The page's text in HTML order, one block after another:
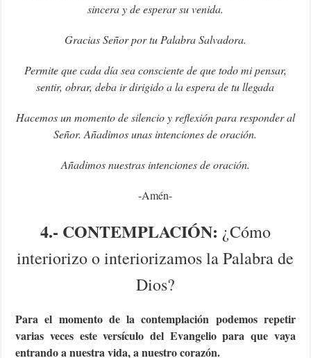
sincera y de esperar su venida.
Gracias Señor por tu Palabra Salvadora.
Permite que cada día sea consciente de que todo mi pensar,
sentir, obrar, deba ir dirigido a la espera de tu llegada
Hacemos un momento de silencio y reflexión para responder al
Señor. Añadimos unas intenciones de oración.
Añadimos nuestras intenciones de oración.
-Amén-
4.- CONTEMPLACIÓN: ¿Cómo
interiorizo o interiorizamos la Palabra de
Dios?
Para el momento de la contemplación podemos repetir
varias veces este versículo del Evangelio para que vaya
entrando a nuestra vida, a nuestro corazón.